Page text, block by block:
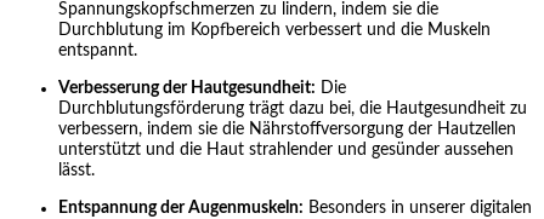
Spannungskopfschmerzen zu lindern, indem sie die
Durchblutung im Kopfbereich verbessert und die Muskeln
entspannt.
Verbesserung der Hautgesundheit: Die
Durchblutungsförderung trägt dazu bei, die Hautgesundheit zu
verbessern, indem sie die Nährstoffversorgung der Hautzellen
unterstützt und die Haut strahlender und gesünder aussehen
lässt.
Entspannung der Augenmuskeln: Besonders in unserer digitalen